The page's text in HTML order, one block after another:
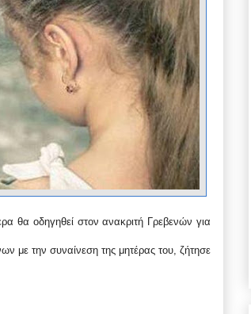
θα οδηγηθεί στον ανακριτή Γρεβενών για
με την συναίνεση της μητέρας του, ζήτησε